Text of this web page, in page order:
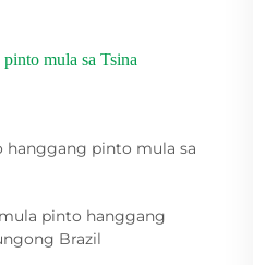
mula sa Tsina
hanggang pinto mula sa
pinto hanggang
Brazil